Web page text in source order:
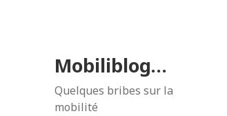
Mobiliblog…
Quelques bribes sur la
mobilité